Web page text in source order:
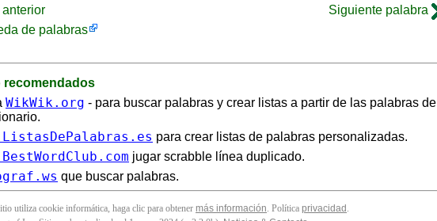
Siguiente palabra
de palabras
recomendados
WikWik.org - para buscar palabras y crear listas a partir de las palabras de
para crear listas de palabras personalizadas.
jugar scrabble línea duplicado.
que buscar palabras.
utiliza cookie informática, haga clic para obtener más información. Política privacidad .